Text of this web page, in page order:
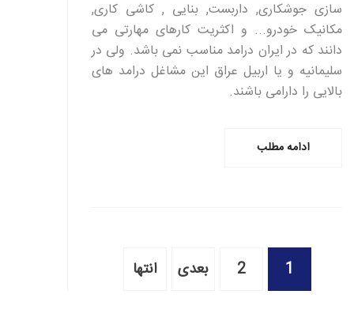
سازی جوشکاری, داربست, بنایی , کاشی کاری,
مکانیک خودرو... و اکثریت کارهای مهارتی می
دانند که در ایران درامد مناسب نمی باشد. ولی در
سلیمانیه و یا اربیل عراق این مشاغل درامد های
بالایی را دارامی باشند.
ادامه مطلب
1
2 بعدی انتها